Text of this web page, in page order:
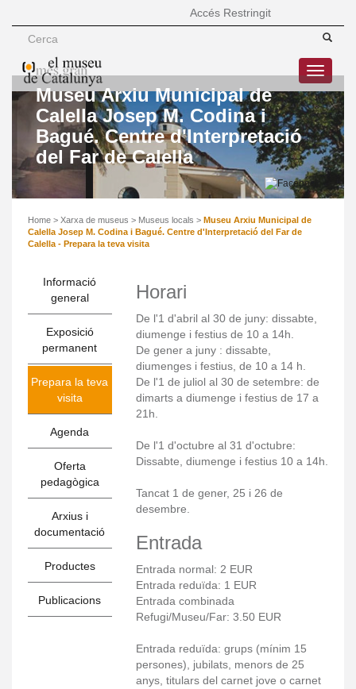
Accés Restringit
Toggle
Museu Arxiu Municipal de
Calella Josep M. Codina i
Bagué. Centre d'Interpretació
del Far de Calella
Home > Xarxa de museus > Museus locals > Museu Arxiu Municipal de
Calella Josep M. Codina i Bagué. Centre d'Interpretació del Far de
Calella - Prepara la teva visita
Informació
general
Exposició
permanent
Prepara la teva
visita
Agenda
Oferta
pedagògica
Arxius i
documentació
Productes
Publicacions
Horari
De l'1 d'abril al 30 de juny: dissabte,
diumenge i festius de 10 a 14h.
De gener a juny : dissabte,
diumenges i festius, de 10 a 14 h.
De l'1 de juliol al 30 de setembre: de
dimarts a diumenge i festius de 17 a
21h.
De l'1 d'octubre al 31 d'octubre:
Dissabte, diumenge i festius 10 a 14h.
Tancat 1 de gener, 25 i 26 de
desembre.
Entrada
Entrada normal: 2 EUR
Entrada reduïda: 1 EUR
Entrada combinada
Refugi/Museu/Far: 3.50 EUR
Entrada reduïda: grups (mínim 15
persones), jubilats, menors de 25
anys, titulars del carnet jove o carnet